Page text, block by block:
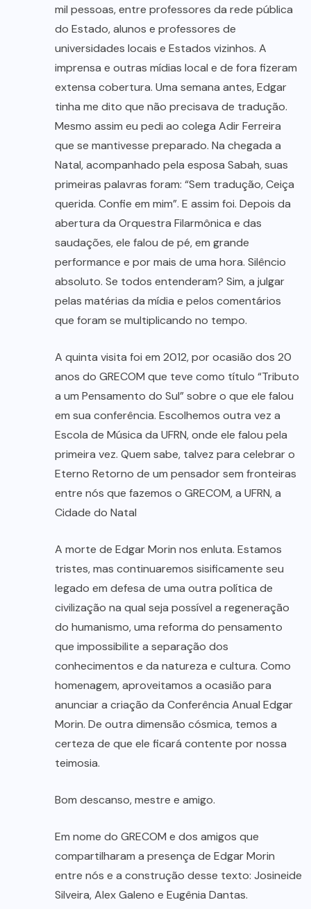
mil pessoas, entre professores da rede pública
do Estado, alunos e professores de
universidades locais e Estados vizinhos. A
imprensa e outras mídias local e de fora fizeram
extensa cobertura. Uma semana antes, Edgar
tinha me dito que não precisava de tradução.
Mesmo assim eu pedi ao colega Adir Ferreira
que se mantivesse preparado. Na chegada a
Natal, acompanhado pela esposa Sabah, suas
primeiras palavras foram: “Sem tradução, Ceiça
querida. Confie em mim”. E assim foi. Depois da
abertura da Orquestra Filarmônica e das
saudações, ele falou de pé, em grande
performance e por mais de uma hora. Silêncio
absoluto. Se todos entenderam? Sim, a julgar
pelas matérias da mídia e pelos comentários
que foram se multiplicando no tempo.
A quinta visita foi em 2012, por ocasião dos 20
anos do GRECOM que teve como título “Tributo
a um Pensamento do Sul” sobre o que ele falou
em sua conferência. Escolhemos outra vez a
Escola de Música da UFRN, onde ele falou pela
primeira vez. Quem sabe, talvez para celebrar o
Eterno Retorno de um pensador sem fronteiras
entre nós que fazemos o GRECOM, a UFRN, a
Cidade do Natal
A morte de Edgar Morin nos enluta. Estamos
tristes, mas continuaremos sisificamente seu
legado em defesa de uma outra política de
civilização na qual seja possível a regeneração
do humanismo, uma reforma do pensamento
que impossibilite a separação dos
conhecimentos e da natureza e cultura. Como
homenagem, aproveitamos a ocasião para
anunciar a criação da Conferência Anual Edgar
Morin. De outra dimensão cósmica, temos a
certeza de que ele ficará contente por nossa
teimosia.
Bom descanso, mestre e amigo.
Em nome do GRECOM e dos amigos que
compartilharam a presença de Edgar Morin
entre nós e a construção desse texto: Josineide
Silveira, Alex Galeno e Eugênia Dantas.